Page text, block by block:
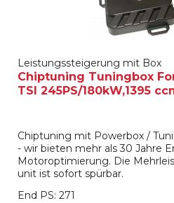
Leistungssteigerung mit Box
Chiptuning Tuningbox
TSI 245PS/180kW,1395
Chiptuning mit Powerbox /
- wir bieten mehr als 30 Jahre
Motoroptimierung. Die
unit ist sofort spürbar.
End PS: 271